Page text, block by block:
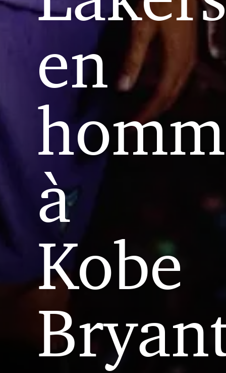
en
à
Kobe